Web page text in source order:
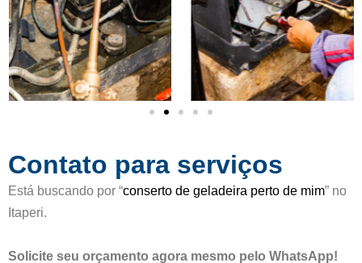
o
m
5
d
Contato para serviços
Está buscando por “conserto de geladeira perto de mim” no
Itaperi.
Solicite seu orçamento agora mesmo pelo WhatsApp!